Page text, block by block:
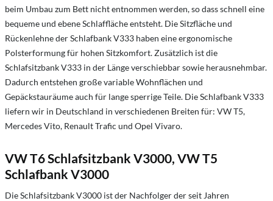
beim Umbau zum Bett nicht entnommen werden, so dass schnell eine
bequeme und ebene Schlaffläche entsteht. Die Sitzfläche und
Rückenlehne der Schlafbank V333 haben eine ergonomische
Polsterformung für hohen Sitzkomfort. Zusätzlich ist die
Schlafsitzbank V333 in der Länge verschiebbar sowie herausnehmbar.
Dadurch entstehen große variable Wohnflächen und
Gepäckstauräume auch für lange sperrige Teile. Die Schlafbank V333
liefern wir in Deutschland in verschiedenen Breiten für: VW T5,
Mercedes Vito, Renault Trafic und Opel Vivaro.
VW T6 Schlafsitzbank V3000, VW T5
Schlafbank V3000
Die Schlafsitzbank V3000 ist der Nachfolger der seit Jahren